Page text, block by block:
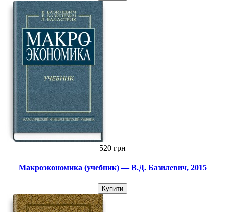
520 грн
Макроэкономика (учебник) — В.Д. Базилевич, 2015
Купити